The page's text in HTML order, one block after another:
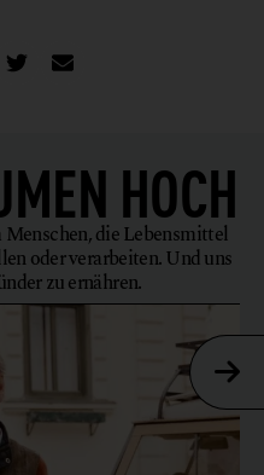
HOCH
die Lebensmittel
oder verarbeiten. Und uns
zu ernähren.